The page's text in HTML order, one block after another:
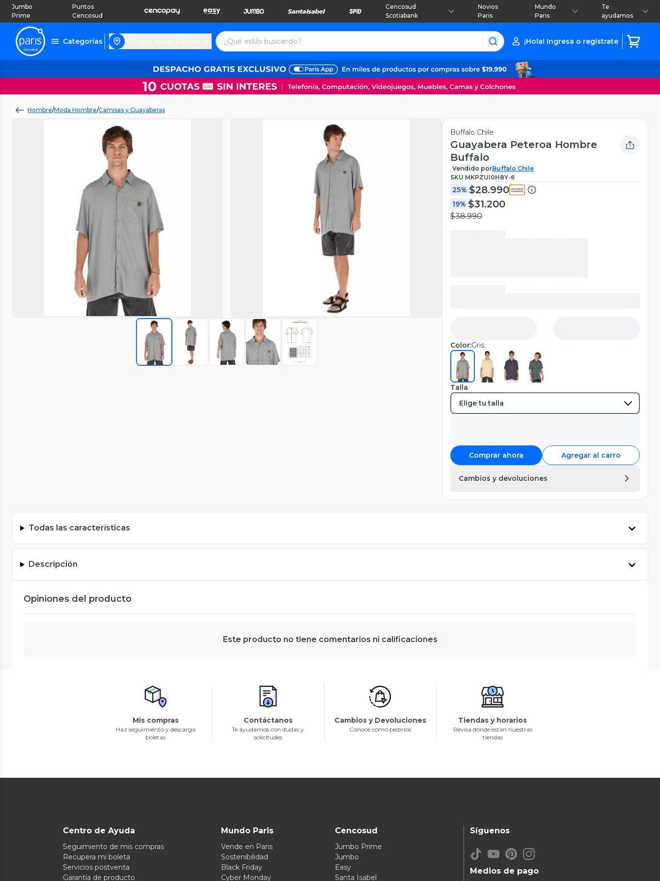
Jumbo
Prime
Puntos
Cencosud
Cencosud
Scotiabank
Novios
Paris
Mundo
Paris
Te
ayudamos
Categorías ¡Hola! Ingresa o regístrate
Hombre/Moda Hombre/Camisas y Guayaberas
Buffalo Chile
Guayabera Peteroa Hombre
Buffalo
Vendido porBuffalo Chile
SKU MKPZUI0H8Y-6
25% $28.990
19% $31.200
$38.990
Color:Gris
Talla
Comprar ahora Agregar al carro
Cambios y devoluciones
Todas las características
Descripción
Opiniones del producto
Este producto no tiene comentarios ni calificaciones
Mis compras
Haz seguimiento y descarga
boletas
Contáctanos
Te ayudamos con dudas y
solicitudes
Cambios y Devoluciones
Conoce cómo pedirlos
Tiendas y horarios
Revisa dónde están nuestras
tiendas
Centro de Ayuda
Seguimiento de mis compras
Recupera mi boleta
Servicios postventa
Garantía de producto
Mundo Paris
Vende en Paris
Sostenibilidad
Black Friday
Cyber Monday
Cencosud
Jumbo Prime
Jumbo
Easy
Santa Isabel
Medios de pago
Síguenos